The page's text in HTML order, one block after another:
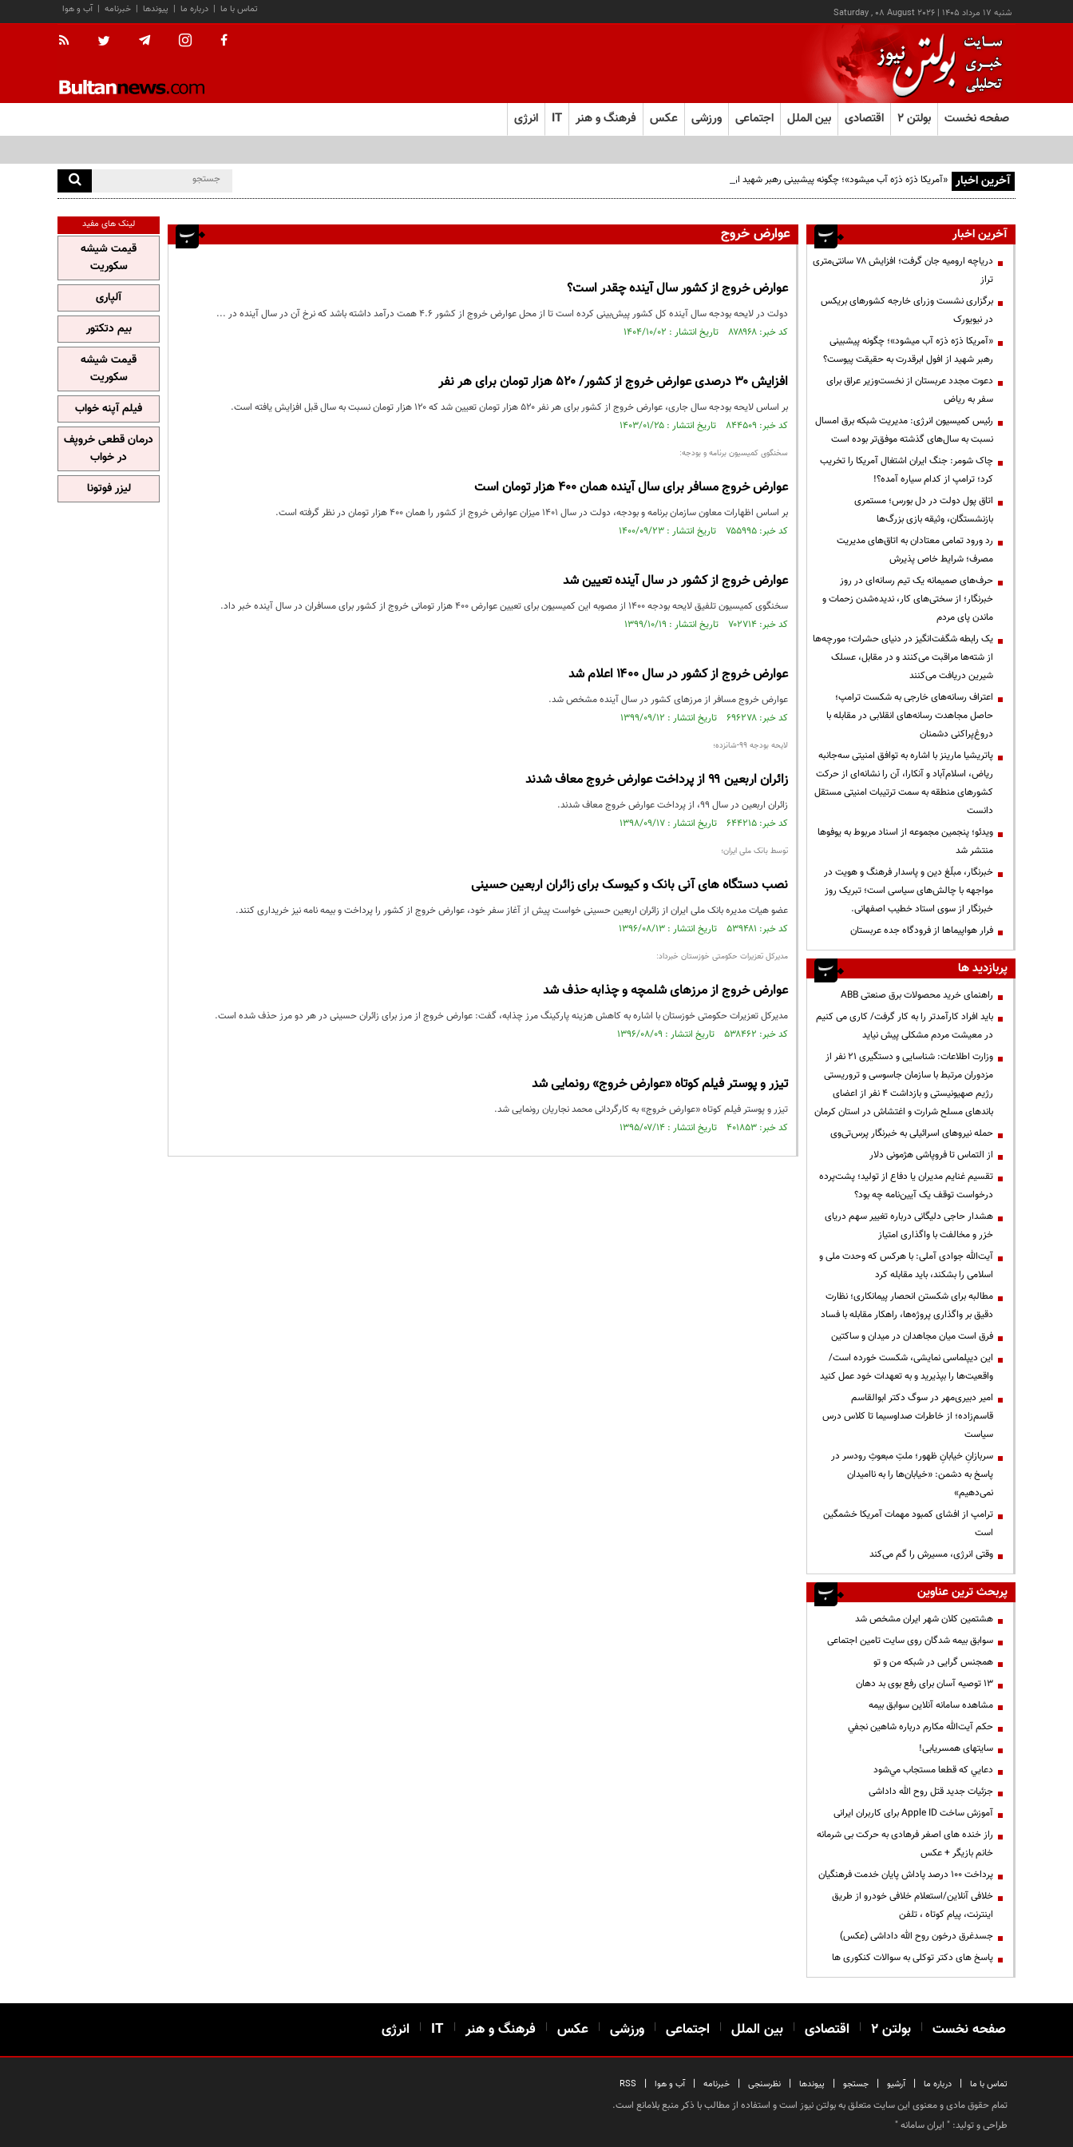
شنبه ۱۷ مرداد ۱۴۰۵ |
Saturday , 08 August 2026 آب و هوا | خبرنامه | پیوندها | درباره ما | تماس با ما
صفحه نخست بولتن ۲ اقتصادی بین الملل اجتماعی ورزشی عکس فرهنگ و هنر IT انرژی
آخرین اخبار «آمریکا ذرّه ذرّه آب میشود»؛ چگونه پیشبینی رهبر شهید از افول ابرقدرت به حقیقت پیوست؟
عوارض خروج
عوارض خروج از کشور سال آینده چقدر است؟
دولت در لایحه بودجه سال آینده کل کشور پیش‌بینی کرده است تا از محل عوارض خروج از کشور ۴.۶ همت درآمد داشته باشد که نرخ آن در سال آینده در ...
کد خبر: ۸۷۸۹۶۸ تاریخ انتشار : ۱۴۰۴/۱۰/۰۲
افزایش ۳۰ درصدی عوارض خروج از کشور/ ۵۲۰ هزار تومان برای هر نفر
بر اساس لایحه بودجه سال جاری، عوارض خروج از کشور برای هر نفر ۵۲۰ هزار تومان تعیین شد که ۱۲۰ هزار تومان نسبت به سال قبل افزایش یافته است.
کد خبر: ۸۴۴۵۰۹ تاریخ انتشار : ۱۴۰۳/۰۱/۲۵
سخنگوی کمیسیون برنامه و بودجه:
عوارض خروج مسافر برای سال آینده همان ۴۰۰ هزار تومان است
بر اساس اظهارات معاون سازمان برنامه و بودجه، دولت در سال ۱۴۰۱ میزان عوارض خروج از کشور را همان ۴۰۰ هزار تومان در نظر گرفته است.
کد خبر: ۷۵۵۹۹۵ تاریخ انتشار : ۱۴۰۰/۰۹/۲۳
عوارض خروج از کشور در سال آینده تعیین شد
سخنگوی کمیسیون تلفیق لایحه بودجه ١۴٠٠ از مصوبه این کمیسیون برای تعیین عوارض ۴۰۰ هزار تومانی خروج از کشور برای مسافران در سال آینده خبر داد.
کد خبر: ۷۰۲۷۱۴ تاریخ انتشار : ۱۳۹۹/۱۰/۱۹
عوارض خروج از کشور در سال ۱۴۰۰ اعلام شد
عوارض خروج مسافر از مرز‌های کشور در سال آینده مشخص شد.
کد خبر: ۶۹۶۲۷۸ تاریخ انتشار : ۱۳۹۹/۰۹/۱۲
لایحه بودجه ۹۹-شانزده؛
زائران اربعین ۹۹ از پرداخت عوارض خروج معاف شدند
زائران اربعین در سال ۹۹، از پرداخت عوارض خروج معاف شدند.
کد خبر: ۶۴۴۲۱۵ تاریخ انتشار : ۱۳۹۸/۰۹/۱۷
توسط بانک ملی ایران؛
نصب دستگاه های آنی بانک و کیوسک برای زائران اربعین حسینی
عضو هیات مدیره بانک ملی ایران از زائران اربعین حسینی خواست پیش از آغاز سفر خود، عوارض خروج از کشور را پرداخت و بیمه نامه نیز خریداری کنند.
کد خبر: ۵۳۹۴۸۱ تاریخ انتشار : ۱۳۹۶/۰۸/۱۳
مدیرکل تعزیرات حکومتی خوزستان خبرداد:
عوارض خروج از مرزهای شلمچه و چذابه حذف شد
مدیرکل تعزیرات حکومتی خوزستان با اشاره به کاهش هزینه پارکینگ مرز چذابه، گفت: عوارض خروج از مرز برای زائران حسینی در هر دو مرز حذف شده است.
کد خبر: ۵۳۸۴۶۲ تاریخ انتشار : ۱۳۹۶/۰۸/۰۹
تیزر و پوستر فیلم کوتاه «عوارض خروج» رونمایی شد
تیزر و پوستر فیلم کوتاه «عوارض خروج» به کارگردانی محمد نجاریان رونمایی شد.
کد خبر: ۴۰۱۸۵۳ تاریخ انتشار : ۱۳۹۵/۰۷/۱۴
آخرین اخبار
دریاچه ارومیه جان گرفت؛ افزایش ۷۸ سانتی‌متری
تراز
برگزاری نشست وزرای خارجه کشورهای بریکس
در نیویورک
«آمریکا ذرّه ذرّه آب میشود»؛ چگونه پیشبینی
رهبر شهید از افول ابرقدرت به حقیقت پیوست؟
دعوت مجدد عربستان از نخست‌وزیر عراق برای
سفر به ریاض
رئیس کمیسیون انرژی: مدیریت شبکه برق امسال
نسبت به سال‌های گذشته موفق‌تر بوده است
چاک شومر: جنگ ایران اشتغال آمریکا را تخریب
کرد؛ ترامپ از کدام سیاره آمده؟!
اتاق پول دولت در دل بورس؛ مستمری
بازنشستگان، وثیقه بازی بزرگ‌ها
رد ورود تمامی معتادان به اتاق‌های مدیریت
مصرف؛ شرایط خاص پذیرش
حرف‌های صمیمانه یک تیم رسانه‌ای در روز
خبرنگار؛ از سختی‌های کار، ندیده‌شدن زحمات و
ماندن پای مردم
یک رابطه شگفت‌انگیز در دنیای حشرات؛ مورچه‌ها
از شته‌ها مراقبت می‌کنند و در مقابل، عسلک
شیرین دریافت می‌کنند
اعتراف رسانه‌های خارجی به شکست ترامپ؛
حاصل مجاهدت رسانه‌های انقلابی در مقابله با
دروغ‌پراکنی دشمنان
پاتریشیا مارینز با اشاره به توافق امنیتی سه‌جانبه
ریاض، اسلام‌آباد و آنکارا، آن را نشانه‌ای از حرکت
کشورهای منطقه به سمت ترتیبات امنیتی مستقل
دانست
ویدئو؛ پنجمین مجموعه از اسناد مربوط به یوفوها
منتشر شد
خبرنگار، مبلّغ دین و پاسدار فرهنگ و هویت در
مواجهه با چالش‌های سیاسی است؛ تبریک روز
خبرنگار از سوی استاد خطیب اصفهانی.
فرار هواپیماها از فرودگاه جده عربستان
پربازدید ها
راهنمای خرید محصولات برق صنعتی ABB
باید افراد کارآمدتر را به کار گرفت/ کاری می کنیم
در معیشت مردم مشکلی پیش نیاید
وزارت اطلاعات: شناسایی و دستگیری ۲۱ نفر از
مزدوران مرتبط با سازمان جاسوسی و تروریستی
رژیم صهیونیستی و بازداشت ۴ نفر از اعضای
باندهای مسلح شرارت و اغتشاش در استان کرمان
حمله نیروهای اسرائیلی به خبرنگار پرس‌تی‌وی
از التماس تا فروپاشی هژمونی دلار
تقسیم غنایم مدیران یا دفاع از تولید؛ پشت‌پرده
درخواست توقف یک آیین‌نامه چه بود؟
هشدار حاجی دلیگانی درباره تغییر سهم دریای
خزر و مخالفت با واگذاری امتیاز
آیت‌الله جوادی آملی: با هرکس که وحدت ملی و
اسلامی را بشکند، باید مقابله کرد
مطالبه برای شکستن انحصار پیمانکاری؛ نظارت
دقیق بر واگذاری پروژه‌ها، راهکار مقابله با فساد
فرق است میان مجاهدان در میدان و ساکتین
این دیپلماسی نمایشی، شکست خورده است/
واقعیت‌ها را بپذیرید و به تعهدات خود عمل کنید
امیر دبیری‌مهر در سوگ دکتر ابوالقاسم
قاسم‌زاده؛ از خاطرات صداوسیما تا کلاس درس
سیاست
سربازانِ خیابانِ ظهور؛ ملتِ مبعوثِ رودسر در
پاسخ به دشمن: «خیابان‌ها را به ناامیدان
نمی‌دهیم»
ترامپ از افشای کمبود مهمات آمریکا خشمگین
است
وقتی انرژی، مسیرش را گم می‌کند
پربحث ترین عناوین
هشتمین کلان شهر ایران مشخص شد
سوابق بیمه شدگان روی سایت تامین اجتماعی
همجنس گرایی در شبکه من و تو
13 توصیه آسان برای رفع بوی بد دهان
مشاهده سامانه آنلاين سوابق بیمه
حكم آيت‌الله مكارم درباره شاهين نجفي
سایتهای همسریابی!
دعايي كه قطعا مستجاب مي‌شود
جزئیات جدید قتل روح الله داداشی
آموزش ساخت Apple ID برای کاربران ایرانی
راز خنده های اصغر فرهادی به حرکت بی شرمانه
خانم بازیگر + عکس
پرداخت ۱۰۰ درصد پاداش پایان خدمت فرهنگیان
خلافی آنلاین/استعلام خلافی خودرو از طریق
اینترنت، پیام کوتاه ، تلفن
جسدغرق درخون روح الله داداشی (عکس)
پاسخ های دکتر توکلی به سوالات کنکوری ها
لینک های مفید
قیمت شیشه
سکوریت
آلپاری
بیم دتکتور
قیمت شیشه
سکوریت
فیلم آپنه خواب
درمان قطعی خروپف
در خواب
لیزر فوتونا
صفحه نخست | بولتن ۲ | اقتصادی | بین الملل | اجتماعی | ورزشی | عکس | فرهنگ و هنر |
IT
| انرژی
تماس با ما | درباره ما | آرشیو | جستجو | پیوندها | نظرسنجی | خبرنامه | آب و هوا |
RSS
تمام حقوق مادی و معنوی این سایت متعلق به بولتن نیوز است و استفاده از مطالب با ذکر منبع بلامانع است.
طراحی و تولید: " ایران سامانه"